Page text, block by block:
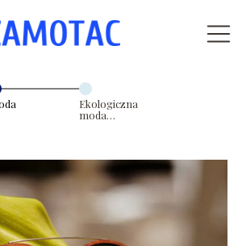
Ekologiczna
moda
ekologiczne
oprawki?